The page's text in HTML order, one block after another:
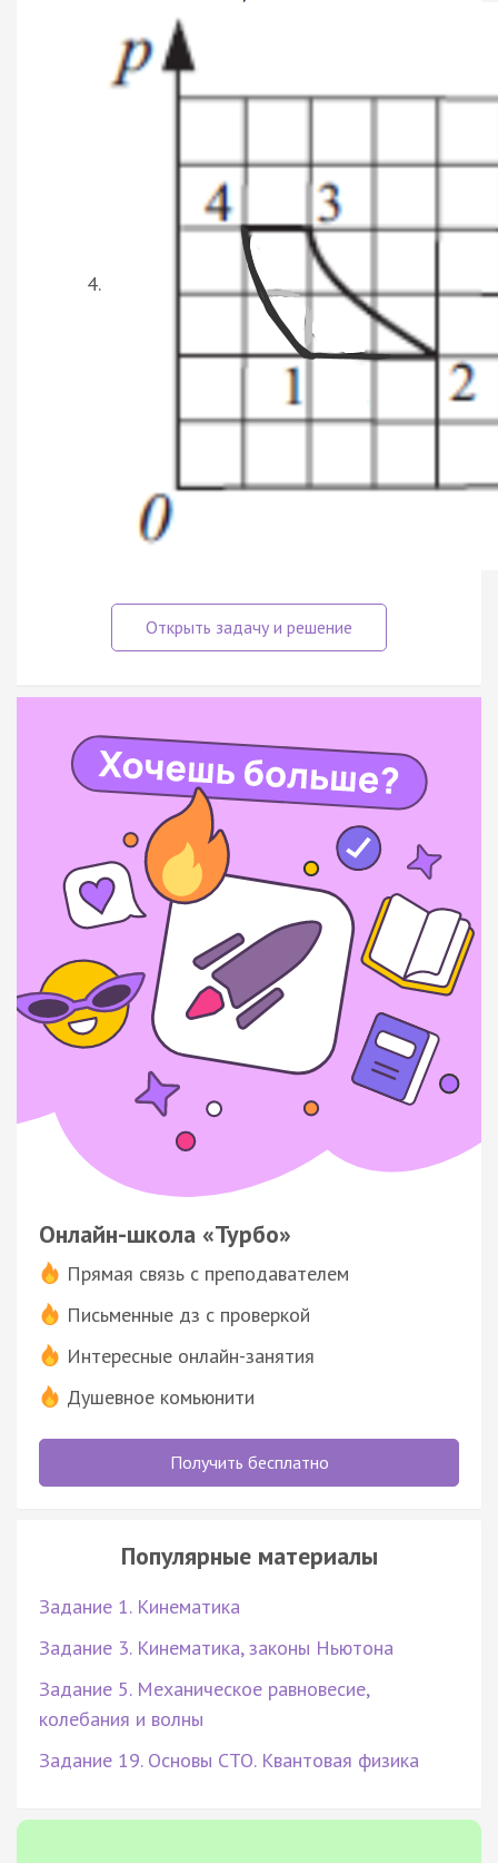
Онлайн-школа «Турбо»
Прямая связь с преподавателем
Письменные дз с проверкой
Интересные онлайн-занятия
Душевное комьюнити
Получить бесплатно
Популярные материалы
Задание 1. Кинематика
Задание 3. Кинематика, законы Ньютона
Задание 5. Механическое равновесие,
колебания и волны
Задание 19. Основы СТО. Квантовая физика